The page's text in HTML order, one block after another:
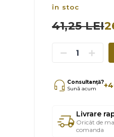
în stoc
41,25 LEI
Consultanță?
Sună acum
Livrare
Oricât de
comanda